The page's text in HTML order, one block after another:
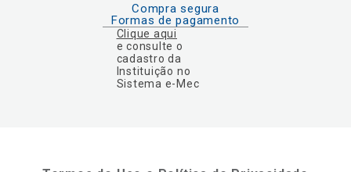
Compra segura
Formas de pagamento
Clique aqui
e consulte o
cadastro da
Instituição no
Sistema e-Mec